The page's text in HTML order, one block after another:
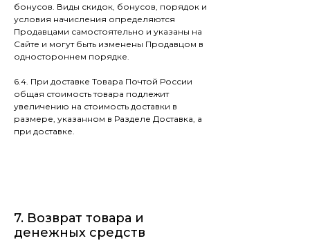
бонусов. Виды скидок, бонусов, порядок и
условия начисления определяются
Продавцами самостоятельно и указаны на
Сайте и могут быть изменены Продавцом в
одностороннем порядке.
6.4. При доставке Товара Почтой России
общая стоимость товара подлежит
увеличению на стоимость доставки в
размере, указанном в Разделе Доставка, а
при доставке.
7. Возврат товара и
денежных средств